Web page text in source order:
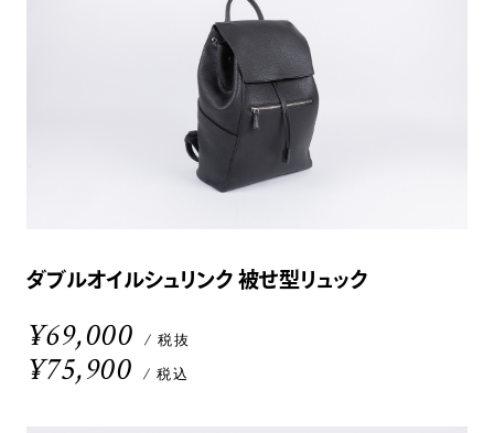
ダブルオイルシュリンク 被せ型リュック
¥69,000 / 税抜
¥75,900 / 税込